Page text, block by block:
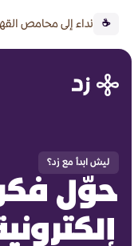
☕ نداء إلى محامص
الخاص 🔥
ليش ابدأ مع زد؟
حوّل